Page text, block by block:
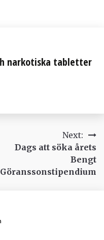
narkotiska tabletter
Next:
Dags att söka årets
Bengt
Göranssonstipendium